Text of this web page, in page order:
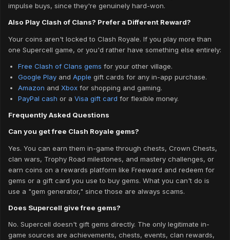
impulse buys, since they're genuinely hard-won.
Also Play Clash of Clans? Prefer a Different Reward?
Your coins aren't locked to Clash Royale. If you play more than
one Supercell game, or you'd rather have something else entirely:
Free Clash of Clans gems for your other village.
Google Playand Apple gift cards for any in-app purchase.
Amazon and Xboxfor shopping and gaming.
PayPal cash or a Visa gift card for flexible money.
Frequently Asked Questions
Can you get free Clash Royale gems?
Yes. You can earn them in-game through chests, Crown Chests,
clan wars, Trophy Road milestones, and mastery challenges, or
earn coins on a rewards platform like Freeward and redeem for
gems or a gift card you use to buy gems. What you can't do is
use a "gem generator," since those are always scams.
Does Supercell give free gems?
No. Supercell doesn't gift gems directly. The only legitimate in-
game sources are achievements, chests, events, clan rewards,